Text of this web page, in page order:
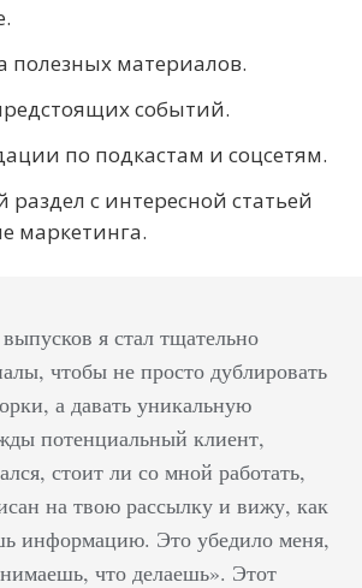
полезных материалов.
событий.
по подкастам и соцсетям.
раздел с интересной статьей
маркетинга.
я стал тщательно
чтобы не просто дублировать
а давать уникальную
потенциальный клиент,
стоит ли со мной работать,
на твою рассылку и вижу, как
информацию. Это убедило меня,
что делаешь». Этот